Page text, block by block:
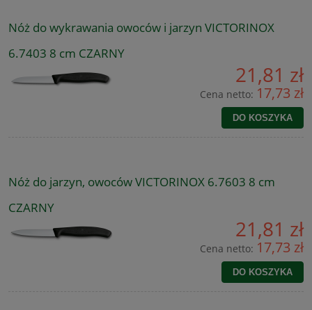
Nóż do wykrawania owoców i jarzyn VICTORINOX
6.7403 8 cm CZARNY
21,81 zł
Cena netto: 17,73 zł
DO KOSZYKA
Nóż do jarzyn, owoców VICTORINOX 6.7603 8 cm
CZARNY
21,81 zł
Cena netto: 17,73 zł
DO KOSZYKA